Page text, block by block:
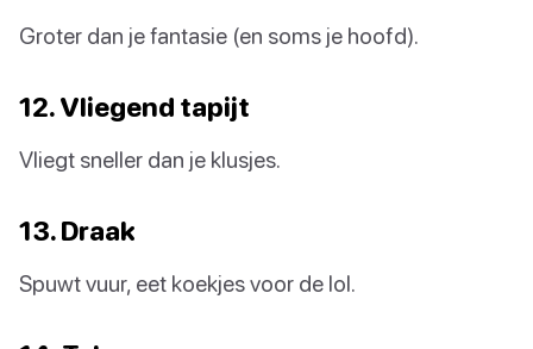
Groter dan je fantasie (en soms je hoofd).
12. Vliegend tapijt
Vliegt sneller dan je klusjes.
13. Draak
Spuwt vuur, eet koekjes voor de lol.